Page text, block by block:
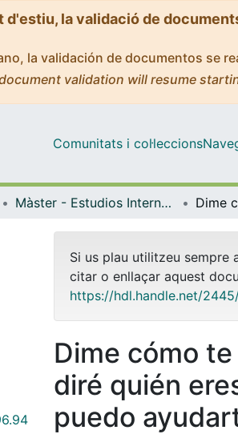
d'estiu, la validació de
la validación de documentos se
validation will resume
Comunitats i col·leccions
Màster - Estudios Internacionales: organizaciones internacionales y cooperación – Colección Memorias MEI
Si us plau utilitzeu sempre
citar o enllaçar aquest
https://hdl.handle.net/
Dime cómo
diré quién
puedo